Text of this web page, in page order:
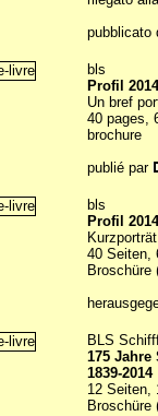
pubblicato
bls
Profil 2014
Un bref
40 pages,
brochure
publié par
bls
Profil 2014
40 Seiten,
Broschüre
BLS
175 Jahre
1839-2014
12 Seiten,
Broschüre